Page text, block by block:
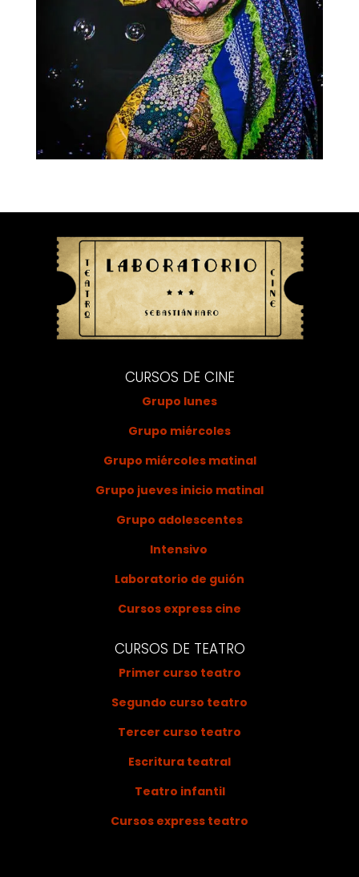
CURSOS DE CINE
Grupo lunes
Grupo miércoles
Grupo miércoles matinal
Grupo jueves inicio matinal
Grupo adolescentes
Intensivo
Laboratorio de guión
Cursos express cine
CURSOS DE TEATRO
Primer curso teatro
Segundo curso teatro
Tercer curso teatro
Escritura teatral
Teatro infantil
Cursos express teatro